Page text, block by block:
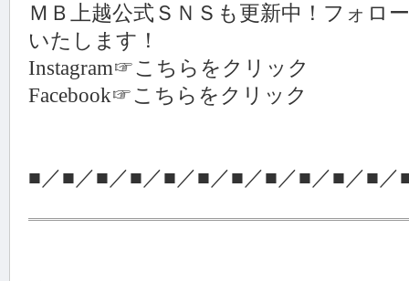
ＭＢ上越公式ＳＮＳも更新中！フォロ
いたします！
Instagram☞こちらをクリック
Facebook☞こちらをクリック
■／■／■／■／■／■／■／■／■／■／■／